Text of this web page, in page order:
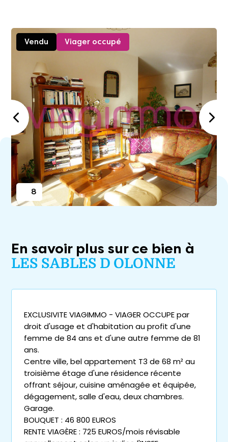
Vendu Viager occupé
8
En savoir plus sur ce bien à
LES SABLES D OLONNE
EXCLUSIVITE VIAGIMMO - VIAGER OCCUPE par
droit d'usage et d'habitation au profit d'une
femme de 84 ans et d'une autre femme de 81
ans.
Centre ville, bel appartement T3 de 68 m² au
troisième étage d'une résidence récente
offrant séjour, cuisine aménagée et équipée,
dégagement, salle d'eau, deux chambres.
Garage.
BOUQUET : 46 800 EUROS
RENTE VIAGÈRE : 725 EUROS/mois révisable